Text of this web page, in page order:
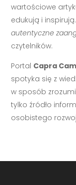
wartościowe
edukują i
autentyczne
czytelników.
Portal Capra
spotyka się z
w sposób
tylko źródło
osobistego